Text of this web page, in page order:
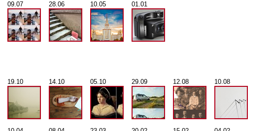
09.07 28.06 10.05 01.01
19.10 14.10 05.10 29.09 12.08 10.08